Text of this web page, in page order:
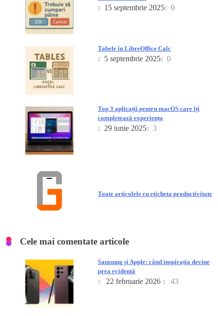
15 septembrie 2025 0
Tabele în LibreOffice Calc
5 septembrie 2025 0
Top 3 aplicații pentru macOS care îți
completează experiența
29 iunie 2025 3
Toate articolele cu eticheta productivitate
Cele mai comentate articole
Samsung și Apple: când inspirația devine
prea evidentă
22 februarie 2026 43